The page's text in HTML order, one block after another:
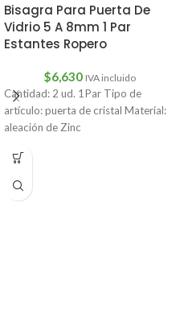
Bisagra Para Puerta De
Vidrio 5 A 8mm 1 Par
Estantes Ropero
$6,630 IVA incluido
Cantidad: 2 ud. 1Par Tipo de
artículo: puerta de cristal Material:
aleación de Zinc